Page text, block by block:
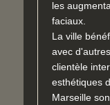
les
faciaux.
La ville
avec
clientèle
esthétiques
Marseille